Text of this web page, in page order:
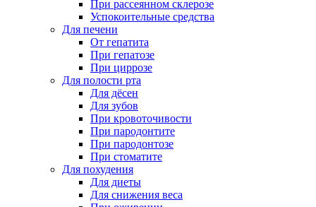
При рассеянном склерозе
Успокоительные средства
Для печени
От гепатита
При гепатозе
При циррозе
Для полости рта
Для дёсен
Для зубов
При кровоточивости
При пародонтите
При пародонтозе
При стоматите
Для похудения
Для диеты
Для снижения веса